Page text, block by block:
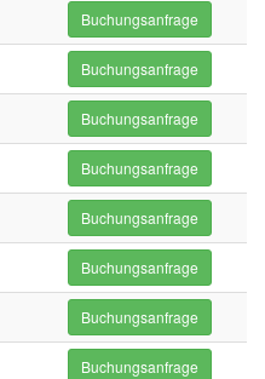
Buchungsanfrage
Buchungsanfrage
Buchungsanfrage
Buchungsanfrage
Buchungsanfrage
Buchungsanfrage
Buchungsanfrage
Buchungsanfrage